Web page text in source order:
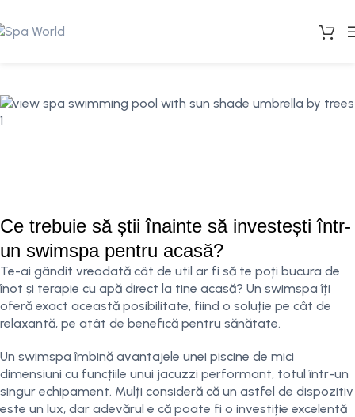
Ce trebuie să știi înainte să investești într-
un swimspa pentru acasă?
Te-ai gândit vreodată cât de util ar fi să te poți bucura de
înot și terapie cu apă direct la tine acasă? Un swimspa îți
oferă exact această posibilitate, fiind o soluție pe cât de
relaxantă, pe atât de benefică pentru sănătate.
Un swimspa îmbină avantajele unei piscine de mici
dimensiuni cu funcțiile unui jacuzzi performant, totul într-un
singur echipament. Mulți consideră că un astfel de dispozitiv
este un lux, dar adevărul e că poate fi o investiție excelentă